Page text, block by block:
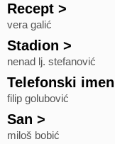
Recept >
vera galić
Stadion >
nenad lj. stefanović
Telefonski
filip golubović
San >
miloš bobić